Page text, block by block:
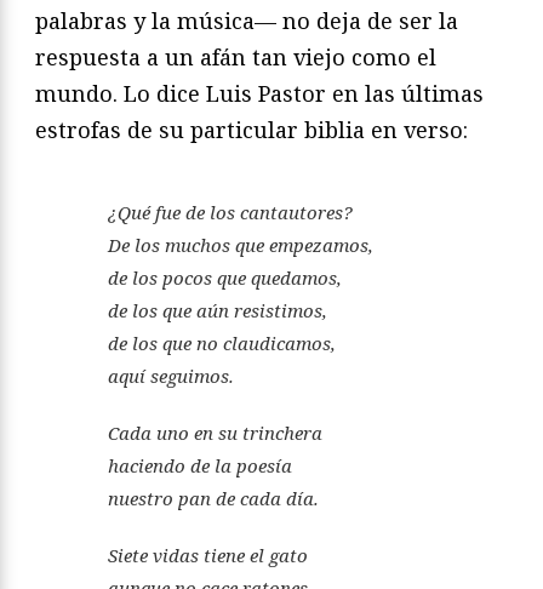
palabras y la música— no deja de ser la
respuesta a un afán tan viejo como el
mundo. Lo dice Luis Pastor en las últimas
estrofas de su particular biblia en verso:
¿Qué fue de los cantautores?
De los muchos que empezamos,
de los pocos que quedamos,
de los que aún resistimos,
de los que no claudicamos,
aquí seguimos.
Cada uno en su trinchera
haciendo de la poesía
nuestro pan de cada día.
Siete vidas tiene el gato